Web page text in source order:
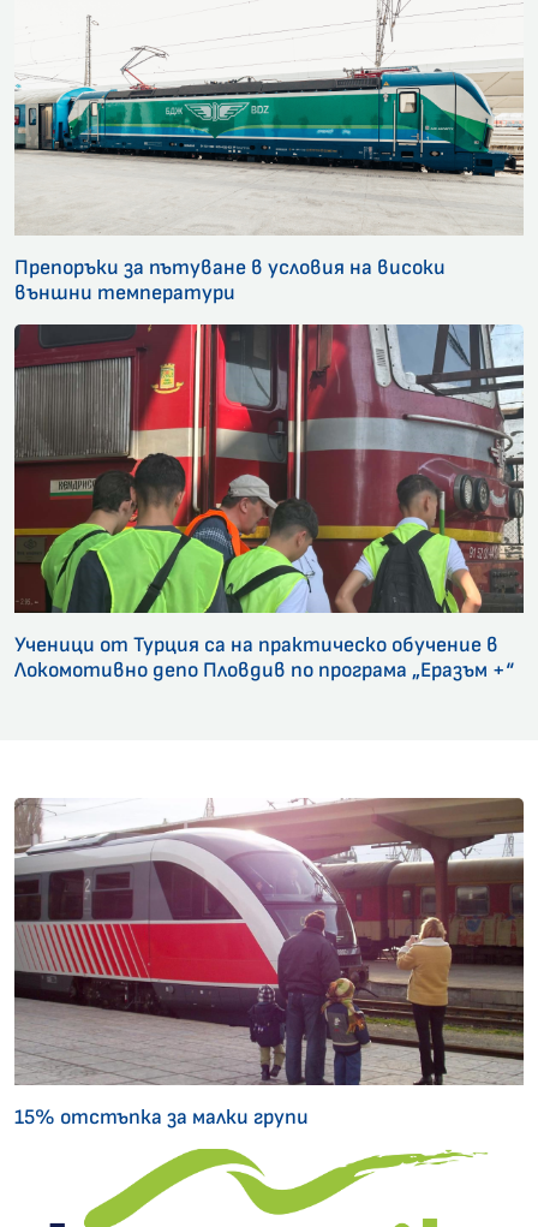
Препоръки за пътуване в условия на високи
външни температури
Ученици от Турция са на практическо обучение в
Локомотивно депо Пловдив по програма „Еразъм +“
15% отстъпка за малки групи